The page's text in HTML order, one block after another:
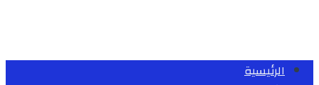
الرئيسية